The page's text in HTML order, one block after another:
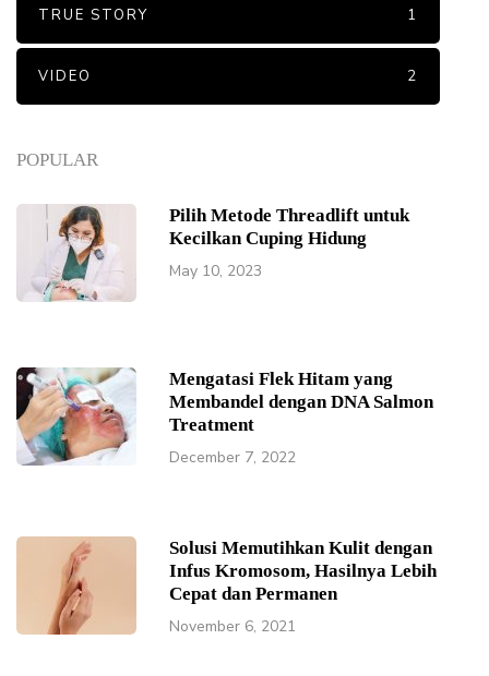
POPULAR
Pilih Metode Threadlift untuk
Kecilkan Cuping Hidung
May 10, 2023
Mengatasi Flek Hitam yang
Membandel dengan DNA Salmon
Treatment
December 7, 2022
Solusi Memutihkan Kulit dengan
Infus Kromosom, Hasilnya Lebih
Cepat dan Permanen
November 6, 2021
TRUE STORY 1
VIDEO 2